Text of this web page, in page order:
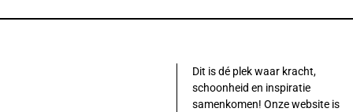
Dit is dé plek waar kracht,
schoonheid en inspiratie
samenkomen! Onze website is